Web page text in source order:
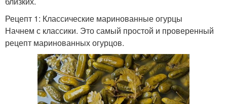
Рецепт 1: Классические маринованные огурцы
Начнем с классики. Это самый простой и проверенный
рецепт маринованных огурцов.